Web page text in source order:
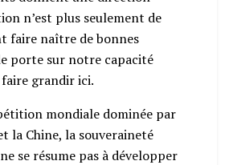
n’est plus seulement de
faire naître de bonnes
porte sur notre capacité
grandir ici.
mondiale dominée par
la Chine, la souveraineté
se résume pas à développer